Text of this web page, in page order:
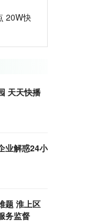
20W快
天天快播
业解惑24小
题 淮上区
务监督